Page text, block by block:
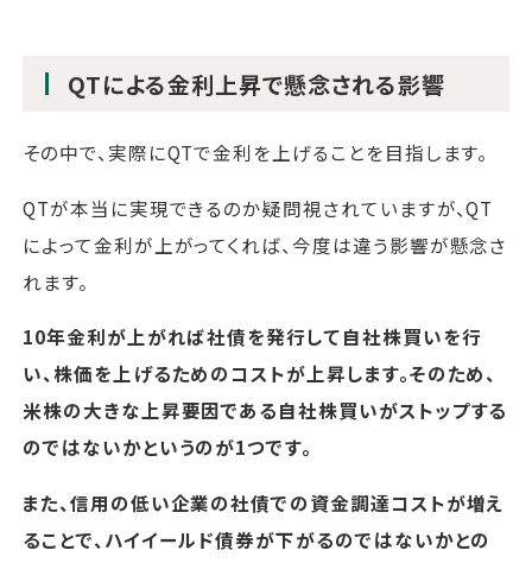
QTによる金利上昇で懸念される影響
その中で、実際にQTで金利を上げることを目指します。
QTが本当に実現できるのか疑問視されていますが、QT
によって金利が上がってくれば、今度は違う影響が懸念さ
れます。
10年金利が上がれば社債を発行して自社株買いを行
い、株価を上げるためのコストが上昇します。そのため、
米株の大きな上昇要因である自社株買いがストップする
のではないかというのが1つです。
また、信用の低い企業の社債での資金調達コストが増え
ることで、ハイイールド債券が下がるのではないかとの